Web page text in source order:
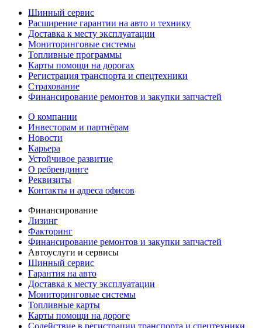
Шинный сервис
Расширение гарантии на авто и технику
Доставка к месту эксплуатации
Мониторинговые системы
Топливные программы
Карты помощи на дорогах
Регистрация транспорта и спецтехники
Страхование
Финансирование ремонтов и закупки запчастей
О компании
Инвесторам и партнёрам
Новости
Карьера
Устойчивое развитие
О ребрендинге
Реквизиты
Контакты и адреса офисов
Финансирование
Лизинг
Факторинг
Финансирование ремонтов и закупки запчастей
Автоуслуги и сервисы
Шинный сервис
Гарантия на авто
Доставка к месту эксплуатации
Мониторинговые системы
Топливные карты
Карты помощи на дороге
Содействие в регистрации транспорта и спецтехники